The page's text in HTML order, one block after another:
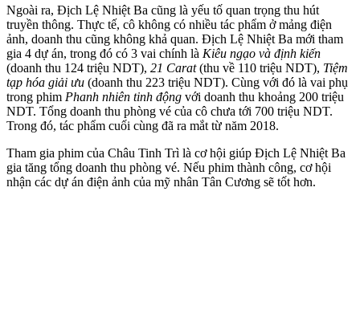
Ngoài ra, Địch Lệ Nhiệt Ba cũng là yếu tố quan trọng thu hút
truyền thông. Thực tế, cô không có nhiều tác phẩm ở mảng điện
ảnh, doanh thu cũng không khả quan. Địch Lệ Nhiệt Ba mới tham
gia 4 dự án, trong đó có 3 vai chính là Kiêu ngạo và định kiến
(doanh thu 124 triệu NDT), 21 Carat(thu về 110 triệu NDT), Tiệm
tạp hóa giải ưu (doanh thu 223 triệu NDT). Cùng với đó là vai phụ
trong phim Phanh nhiên tinh động với doanh thu khoảng 200 triệu
NDT. Tổng doanh thu phòng vé của cô chưa tới 700 triệu NDT.
Trong đó, tác phẩm cuối cùng đã ra mắt từ năm 2018.
Tham gia phim của Châu Tinh Trì là cơ hội giúp Địch Lệ Nhiệt Ba
gia tăng tổng doanh thu phòng vé. Nếu phim thành công, cơ hội
nhận các dự án điện ảnh của mỹ nhân Tân Cương sẽ tốt hơn.